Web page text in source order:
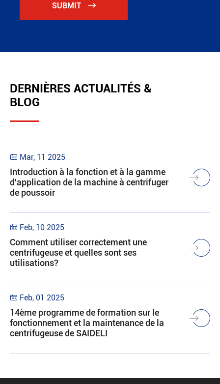
SUBMIT 
DERNIÈRES ACTUALITÉS &
BLOG
 Mar, 11 2025
Introduction à la fonction et à la gamme
d'application de la machine à centrifuger
de poussoir
 Feb, 10 2025
Comment utiliser correctement une
centrifugeuse et quelles sont ses
utilisations?
 Feb, 01 2025
14ème programme de formation sur le
fonctionnement et la maintenance de la
centrifugeuse de SAIDELI